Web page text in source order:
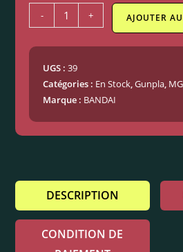
- + AJOUTER
UGS :39
Catégories : En Stock,Gunpla, MG
Marque : BANDAI
DESCRIPTION
CONDITION DE